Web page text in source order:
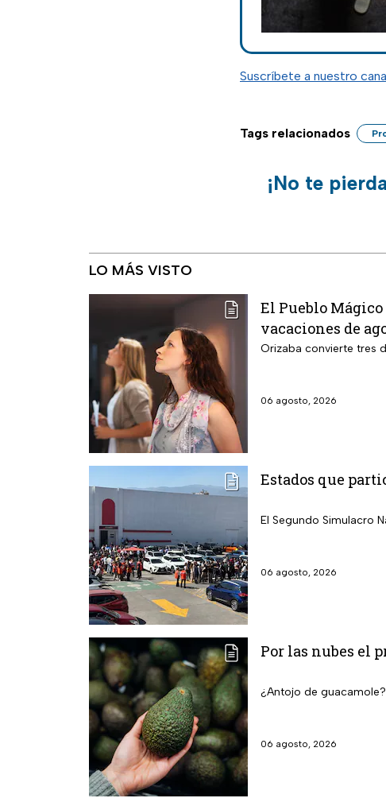
Suscríbete a nuestro
Tags relacionados
¡No te
LO MÁS VISTO
El Pueblo
vacaciones de
Orizaba convierte tres
06 agosto, 2026
Estados que
El Segundo Simulacro
06 agosto, 2026
Por las nubes el
¿Antojo de
06 agosto, 2026